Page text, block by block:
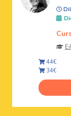
44€
34€